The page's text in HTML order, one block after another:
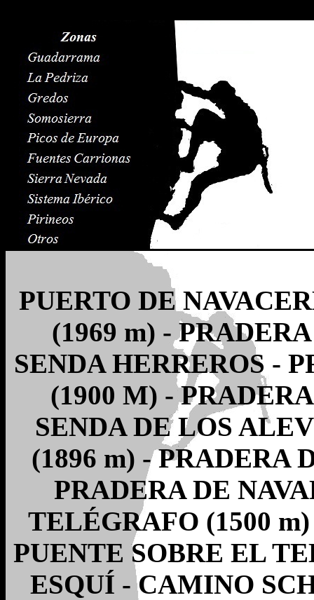
PUERTO DE
(1969 m) -
SENDA HERREROS -
(1900 M) -
SENDA DE LOS
(1896 m) - PRADERA
PRADERA DE
TELÉGRAFO (1500
PUENTE SOBRE EL
ESQUÍ - CAMINO